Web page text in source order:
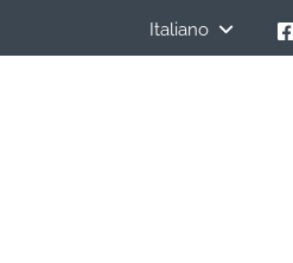
Italiano